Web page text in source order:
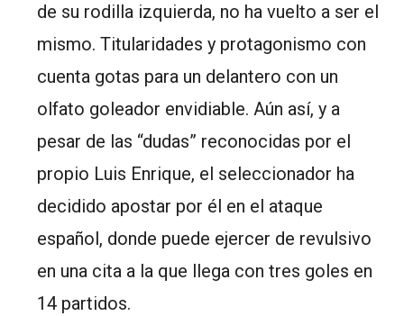
de su rodilla izquierda, no ha vuelto a ser el
mismo. Titularidades y protagonismo con
cuenta gotas para un delantero con un
olfato goleador envidiable. Aún así, y a
pesar de las “dudas” reconocidas por el
propio Luis Enrique, el seleccionador ha
decidido apostar por él en el ataque
español, donde puede ejercer de revulsivo
en una cita a la que llega con tres goles en
14 partidos.